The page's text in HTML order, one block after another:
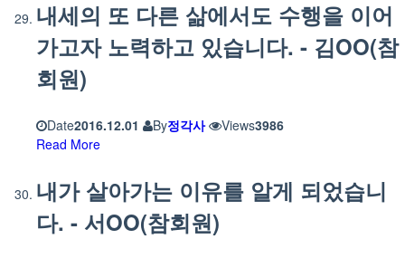
내세의 또 다른 삶에서도 수행을 이어
가고자 노력하고 있습니다. - 김OO(참
회원)
Date2016.12.01 By정각사 Views3986
Read More
내가 살아가는 이유를 알게 되었습니
다. - 서OO(참회원)